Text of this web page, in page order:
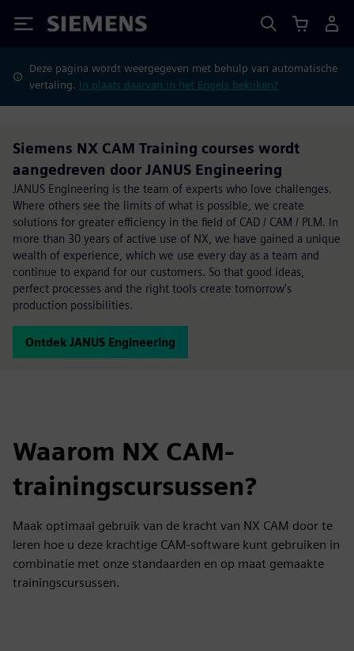
Siemens
Deze pagina wordt weergegeven met behulp van automatische
vertaling. In plaats daarvan in het Engels bekijken?
Siemens NX CAM Training courses wordt
aangedreven door JANUS Engineering
JANUS Engineering is the team of experts who love challenges.
Where others see the limits of what is possible, we create
solutions for greater efficiency in the field of CAD / CAM / PLM. In
more than 30 years of active use of NX, we have gained a unique
wealth of experience, which we use every day as a team and
continue to expand for our customers. So that good ideas,
perfect processes and the right tools create tomorrow's
production possibilities.
Ontdek JANUS Engineering
Waarom NX CAM-
trainingscursussen?
Maak optimaal gebruik van de kracht van NX CAM door te
leren hoe u deze krachtige CAM-software kunt gebruiken in
combinatie met onze standaarden en op maat gemaakte
trainingscursussen.